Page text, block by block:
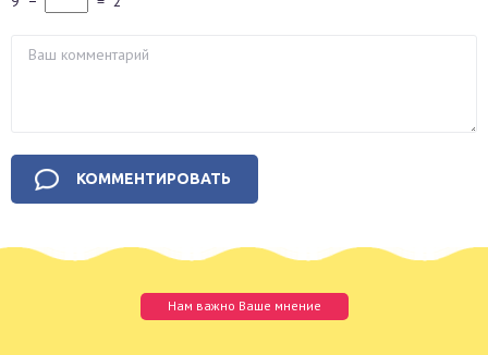
Нам важно Ваше мнение